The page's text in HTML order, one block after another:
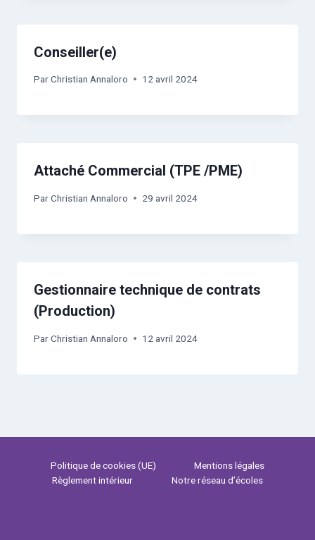
Conseiller(e)
ParChristian Annaloro 12 avril 2024
Attaché Commercial (TPE /PME)
ParChristian Annaloro 29 avril 2024
Gestionnaire technique de contrats
(Production)
ParChristian Annaloro 12 avril 2024
Politique de cookies (UE)
Mentions légales
Règlement intérieur
Notre réseau d’écoles